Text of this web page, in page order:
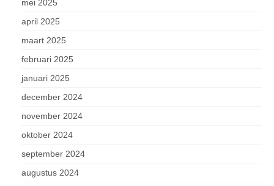
mei 2025
april 2025
maart 2025
februari 2025
januari 2025
december 2024
november 2024
oktober 2024
september 2024
augustus 2024